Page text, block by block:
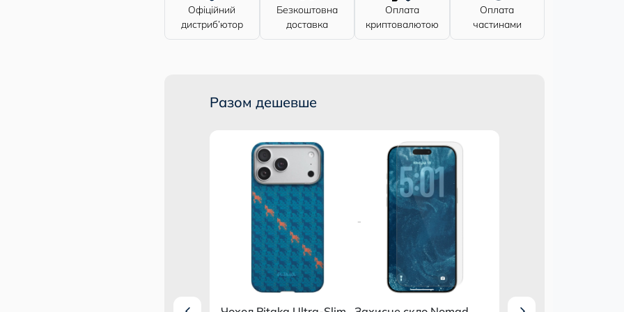
Офіційний
дистриб’ютор
Безкоштовна
доставка
Оплата
криптовалютою
Оплата
частинами
Разом дешевше